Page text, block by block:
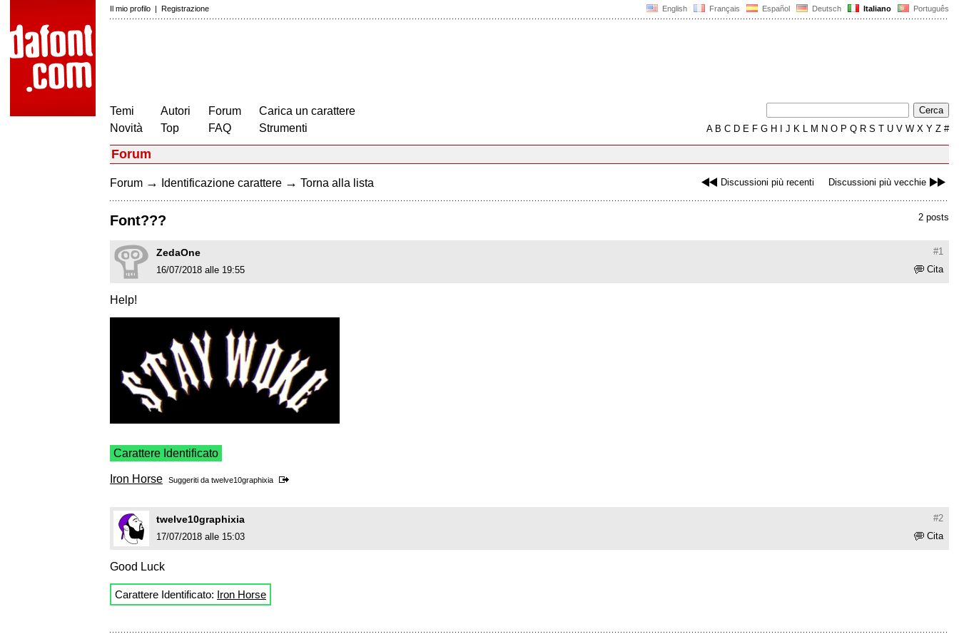
English Français Español Deutsch Italiano Português
Il mio profilo | Registrazione
Temi
Novità
Autori
Top
Forum
FAQ
Carica un carattere
Strumenti
AB C D E F G H J K L M N O P Q R S T U V W X Y Z #
Forum
Discussioni più recenti Discussioni più vecchie
Forum → Identificazione carattere → Torna alla lista
2 posts
Font???
#1
ZedaOne
Cita
16/07/2018 alle 19:55
Help!
Carattere Identificato
Iron Horse Suggeriti da twelve10graphixia
#2
twelve10graphixia
Cita
17/07/2018 alle 15:03
Good Luck
Carattere Identificato: Iron Horse